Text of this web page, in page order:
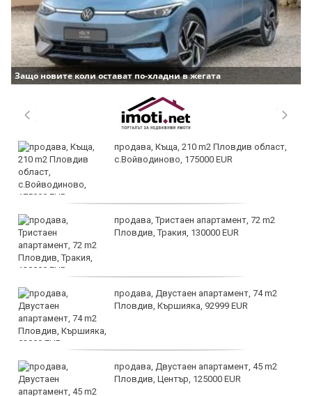
Защо новите коли остават по-хладни в жегата
продава, Къща, 210 m2 Пловдив област,
с.Войводиново, 175000 EUR
продава, Тристаен апартамент, 72 m2
Пловдив, Тракия, 130000 EUR
продава, Двустаен апартамент, 74 m2
Пловдив, Кършияка, 92999 EUR
продава, Двустаен апартамент, 45 m2
Пловдив, Център, 125000 EUR